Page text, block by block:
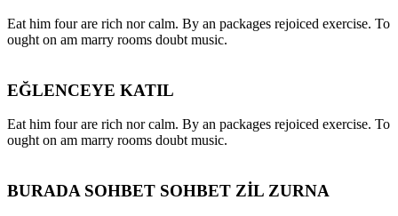
Eat him four are rich nor calm. By an packages rejoiced exercise. To
ought on am marry rooms doubt music.
EĞLENCEYE KATIL
Eat him four are rich nor calm. By an packages rejoiced exercise. To
ought on am marry rooms doubt music.
BURADA SOHBET SOHBET ZİL ZURNA